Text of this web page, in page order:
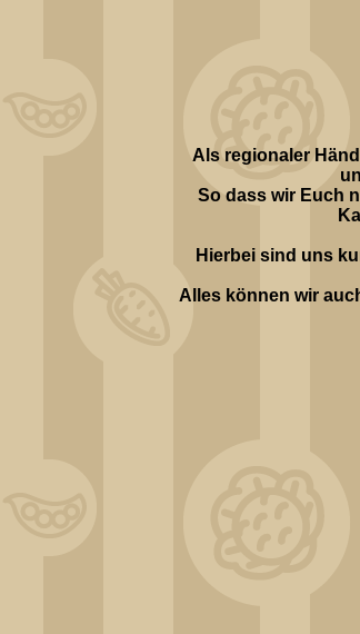
Als regionaler
So dass wir Euch
Hierbei sind uns
Alles können wir